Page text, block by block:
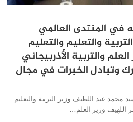
المنتدى العالمي
والتعليم والتعليم
والتربية الأذربيجاني
وتبادل الخبرات في مجال
محمد عبد اللطيف وزير التربية والتعليم
اللهيف وزير العلم…